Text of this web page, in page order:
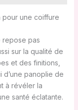
pour une coiffure
repose pas
sur la qualité de
et des finitions,
d’une panoplie de
à révéler la
santé éclatante.